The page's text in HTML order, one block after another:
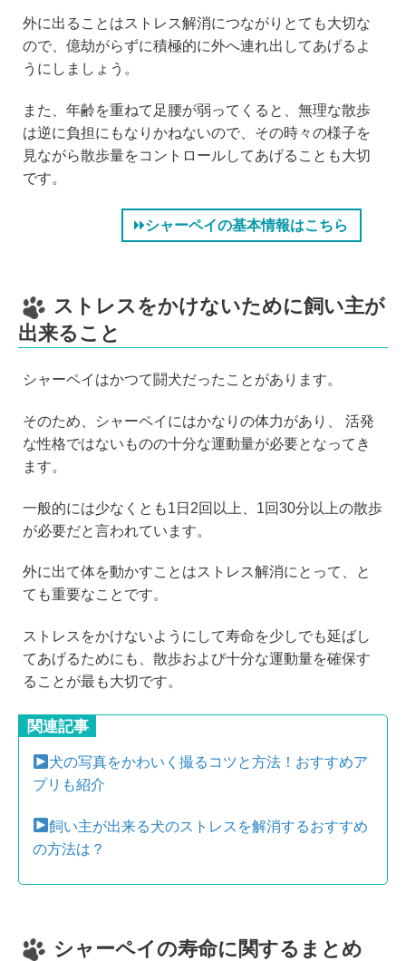
外に出ることはストレス解消につながりとても大切な
ので、億劫がらずに積極的に外へ連れ出してあげるよ
うにしましょう。
また、年齢を重ねて足腰が弱ってくると、無理な散歩
は逆に負担にもなりかねないので、その時々の様子を
見ながら散歩量をコントロールしてあげることも大切
です。
シャーペイの基本情報はこちら
ストレスをかけないために飼い主が
出来ること
シャーペイはかつて闘犬だったことがあります。
そのため、シャーペイにはかなりの体力があり、 活発
な性格ではないものの十分な運動量が必要となってき
ます。
一般的には少なくとも1日2回以上、1回30分以上の散歩
が必要だと言われています。
外に出て体を動かすことはストレス解消にとって、と
ても重要なことです。
ストレスをかけないようにして寿命を少しでも延ばし
てあげるためにも、散歩および十分な運動量を確保す
ることが最も大切です。
関連記事
犬の写真をかわいく撮るコツと方法！おすすめア
プリも紹介
飼い主が出来る犬のストレスを解消するおすすめ
の方法は？
シャーペイの寿命に関するまとめ